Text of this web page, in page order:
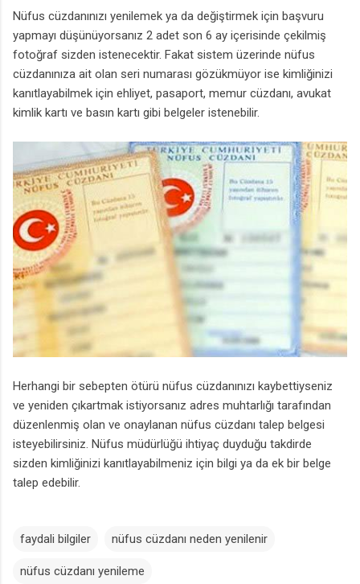
Nüfus cüzdanınızı yenilemek ya da değiştirmek için başvuru
yapmayı düşünüyorsanız 2 adet son 6 ay içerisinde çekilmiş
fotoğraf sizden istenecektir. Fakat sistem üzerinde nüfus
cüzdanınıza ait olan seri numarası gözükmüyor ise kimliğinizi
kanıtlayabilmek için ehliyet, pasaport, memur cüzdanı, avukat
kimlik kartı ve basın kartı gibi belgeler istenebilir.
Herhangi bir sebepten ötürü nüfus cüzdanınızı kaybettiyseniz
ve yeniden çıkartmak istiyorsanız adres muhtarlığı tarafından
düzenlenmiş olan ve onaylanan nüfus cüzdanı talep belgesi
isteyebilirsiniz. Nüfus müdürlüğü ihtiyaç duyduğu takdirde
sizden kimliğinizi kanıtlayabilmeniz için bilgi ya da ek bir belge
talep edebilir.
faydali bilgiler nüfus cüzdanı neden yenilenir
nüfus cüzdanı yenileme